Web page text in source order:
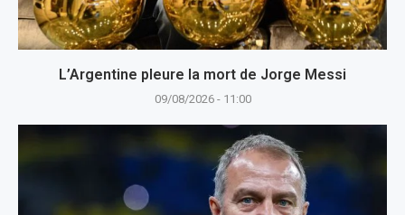
L’Argentine pleure la mort de Jorge Messi
09/08/2026 - 11:00